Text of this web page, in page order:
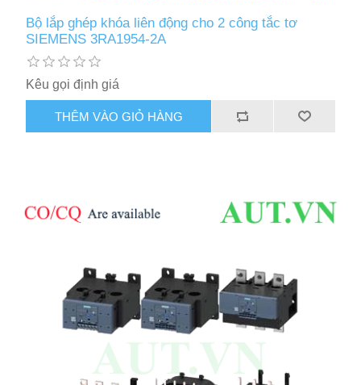
Bộ lắp ghép khóa liên động cho 2 công tắc tơ
SIEMENS 3RA1954-2A
Kêu gọi định giá
THÊM VÀO GIỎ HÀNG